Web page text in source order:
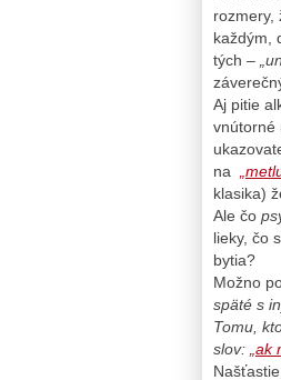
rozmery,
každým,
tých –
Aj pitie
vnútorné
na
klasika)
Ale čo
lieky, čo
bytia?
Možno
späté s
Tomu,
slov: